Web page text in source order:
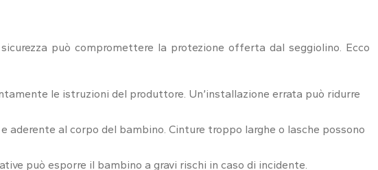
può compromettere la protezione offerta dal seggiolino. Ecco
le istruzioni del produttore. Un’installazione errata può ridurre
aderente al corpo del bambino. Cinture troppo larghe o lasche possono
può esporre il bambino a gravi rischi in caso di incidente.